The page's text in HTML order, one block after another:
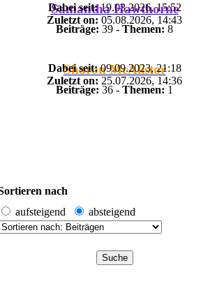
Samantha Hawthorne
Dabei seit:19.03.2026, 15:52
Zuletzt on: 05.08.2026, 14:43
Beiträge: 39 - Themen: 8
Sharon McAlistor
Dabei seit:09.09.2023, 21:18
Zuletzt on: 25.07.2026, 14:36
Beiträge: 36 - Themen: 1
nach
aufsteigend absteigend